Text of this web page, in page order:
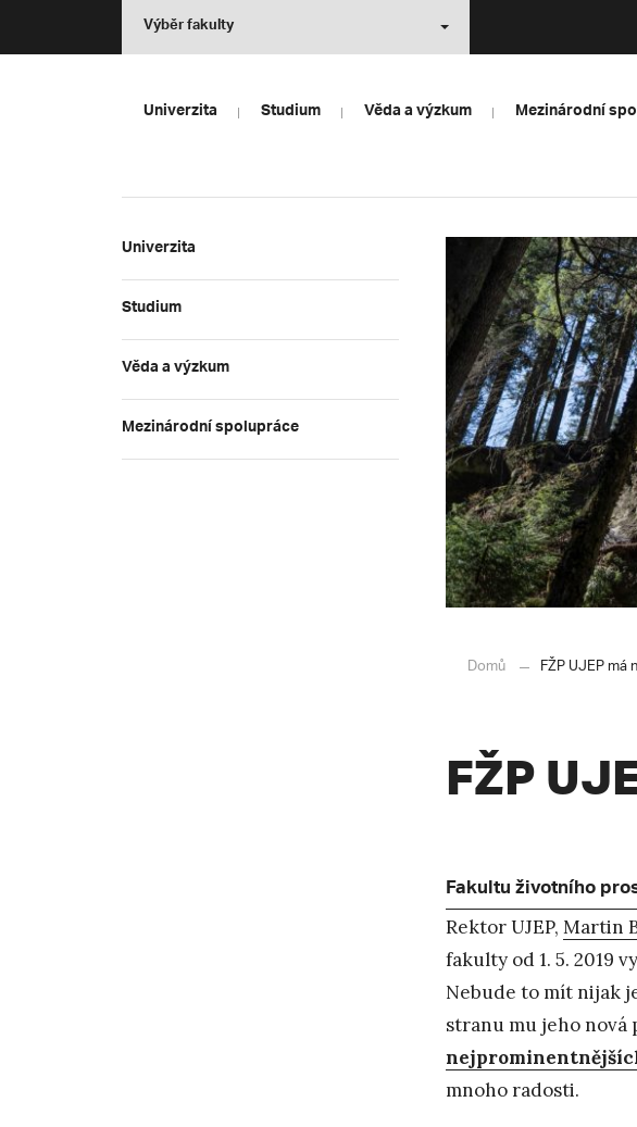
Výběr fakulty
Univerzita Studium Věda a výzkum Mezinárodní
Univerzita
Studium
Věda a výzkum
Mezinárodní spolupráce
Domů FŽP UJEP
FŽP
Fakultu životního
Rektor UJEP, Martin
fakulty od 1. 5. 2019
Nebude to mít nijak
stranu mu jeho nová
mnoho radosti.